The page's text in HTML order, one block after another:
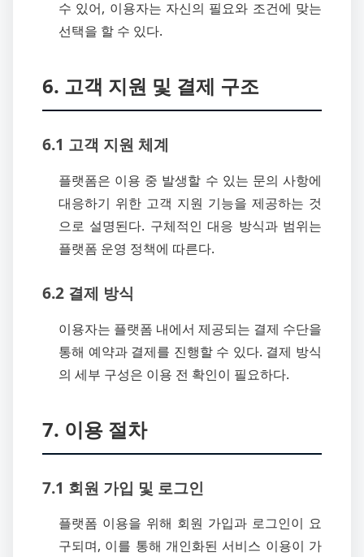
수 있어, 이용자는 자신의 필요와 조건에 맞는
선택을 할 수 있다.
6. 고객 지원 및 결제 구조
6.1 고객 지원 체계
플랫폼은 이용 중 발생할 수 있는 문의 사항에
대응하기 위한 고객 지원 기능을 제공하는 것
으로 설명된다. 구체적인 대응 방식과 범위는
플랫폼 운영 정책에 따른다.
6.2 결제 방식
이용자는 플랫폼 내에서 제공되는 결제 수단을
통해 예약과 결제를 진행할 수 있다. 결제 방식
의 세부 구성은 이용 전 확인이 필요하다.
7. 이용 절차
7.1 회원 가입 및 로그인
플랫폼 이용을 위해 회원 가입과 로그인이 요
구되며, 이를 통해 개인화된 서비스 이용이 가